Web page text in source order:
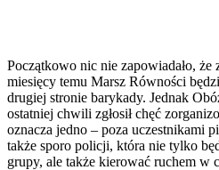
Początkowo nic nie zapowiadało,
miesięcy temu Marsz Równości
drugiej stronie barykady. Jednak
ostatniej chwili zgłosił chęć
oznacza jedno – poza uczestnikami
także sporo policji, która nie tylko
grupy, ale także kierować ruchem w